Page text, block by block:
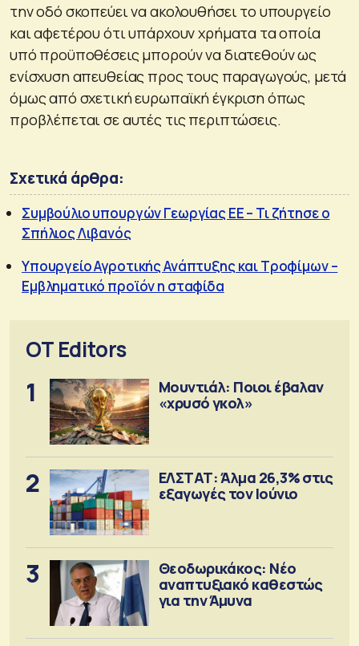
την οδό σκοπεύει να ακολουθήσει το υπουργείο
και αφετέρου ότι υπάρχουν χρήματα τα οποία
υπό προϋποθέσεις μπορούν να διατεθούν ως
ενίσχυση απευθείας προς τους παραγωγούς, μετά
όμως από σχετική ευρωπαϊκή έγκριση όπως
προβλέπεται σε αυτές τις περιπτώσεις.
Σχετικά άρθρα:
Συμβούλιο υπουργών Γεωργίας ΕΕ – Τι ζήτησε ο
Σπήλιος Λιβανός
Υπουργείο Αγροτικής Ανάπτυξης και Τροφίμων –
Εμβληματικό προϊόν η σταφίδα
OT Editors
1
Μουντιάλ: Ποιοι έβαλαν
«χρυσό γκολ»
2
ΕΛΣΤΑΤ: Άλμα 26,3% στις
εξαγωγές τον Ιούνιο
3
Θεοδωρικάκος: Νέο
αναπτυξιακό καθεστώς
για την Άμυνα